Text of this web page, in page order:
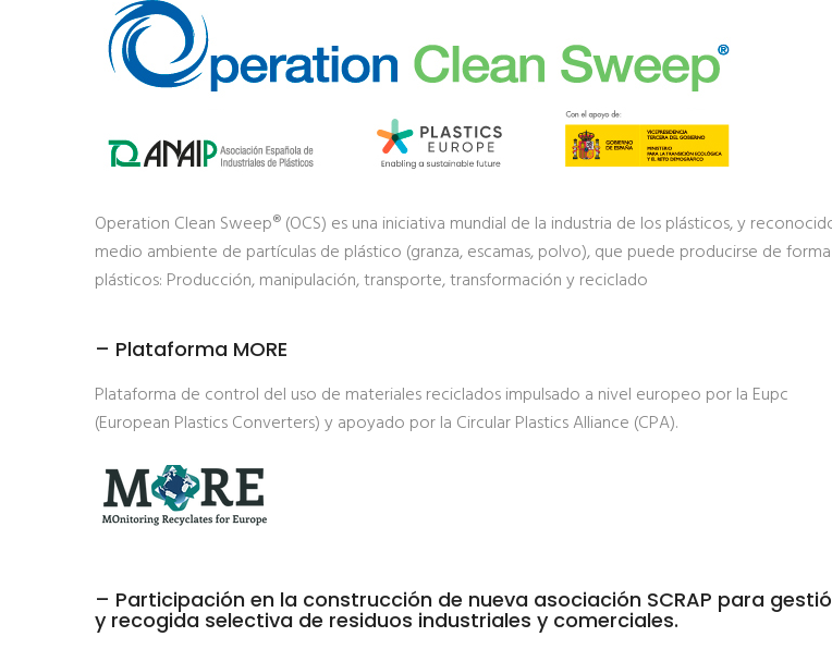
Operation Clean Sweep® (OCS) es una iniciativa mundial de la industria de los plásticos, y
medio ambiente de partículas de plástico (granza, escamas, polvo), que puede producirse de
plásticos: Producción, manipulación, transporte, transformación y reciclado
– Plataforma MORE
Plataforma de control del uso de materiales reciclados impulsado a nivel europeo por la Eupc
(European Plastics Converters) y apoyado por la Circular Plastics Alliance (CPA).
– Participación en la construcción de nueva asociación SCRAP para
y recogida selectiva de residuos industriales y comerciales.